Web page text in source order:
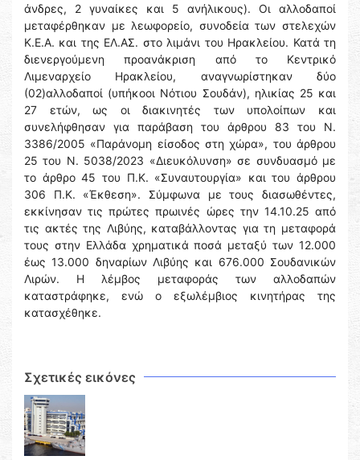
άνδρες, 2 γυναίκες και 5 ανήλικους). Οι αλλοδαποί
μεταφέρθηκαν με λεωφορείο, συνοδεία των στελεχών
Κ.Ε.Α. και της ΕΛ.ΑΣ. στο λιμάνι του Ηρακλείου. Κατά τη
διενεργούμενη προανάκριση από το Κεντρικό
Λιμεναρχείο Ηρακλείου, αναγνωρίστηκαν δύο
(02)αλλοδαποί (υπήκοοι Νότιου Σουδάν), ηλικίας 25 και
27 ετών, ως οι διακινητές των υπολοίπων και
συνελήφθησαν για παράβαση του άρθρου 83 του Ν.
3386/2005 «Παράνομη είσοδος στη χώρα», του άρθρου
25 του Ν. 5038/2023 «Διευκόλυνση» σε συνδυασμό με
το άρθρο 45 του Π.Κ. «Συναυτουργία» και του άρθρου
306 Π.Κ. «Έκθεση». Σύμφωνα με τους διασωθέντες,
εκκίνησαν τις πρώτες πρωινές ώρες την 14.10.25 από
τις ακτές της Λιβύης, καταβάλλοντας για τη μεταφορά
τους στην Ελλάδα χρηματικά ποσά μεταξύ των 12.000
έως 13.000 δηναρίων Λιβύης και 676.000 Σουδανικών
Λιρών. Η λέμβος μεταφοράς των αλλοδαπών
καταστράφηκε, ενώ ο εξωλέμβιος κινητήρας της
κατασχέθηκε.
Σχετικές εικόνες